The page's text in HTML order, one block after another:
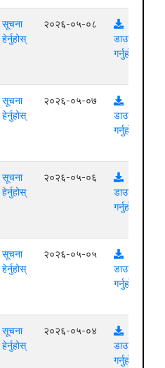
सूचना
हेर्नुहोस्
२०२६-०५-०८
डाउनलोड
गर्नुहोस्
सूचना
हेर्नुहोस्
२०२६-०५-०७
डाउनलोड
गर्नुहोस्
सूचना
हेर्नुहोस्
२०२६-०५-०६
डाउनलोड
गर्नुहोस्
सूचना
हेर्नुहोस्
२०२६-०५-०५
डाउनलोड
गर्नुहोस्
सूचना
हेर्नुहोस्
२०२६-०५-०४
डाउनलोड
गर्नुहोस्